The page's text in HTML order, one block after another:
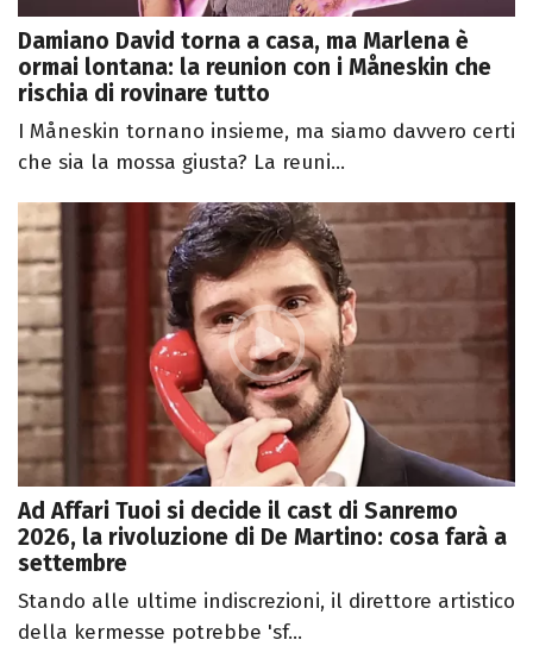
Damiano David torna a casa, ma Marlena è
ormai lontana: la reunion con i Måneskin che
rischia di rovinare tutto
I Måneskin tornano insieme, ma siamo davvero certi
che sia la mossa giusta? La reuni...
Ad Affari Tuoi si decide il cast di Sanremo
2026, la rivoluzione di De Martino: cosa farà a
settembre
Stando alle ultime indiscrezioni, il direttore artistico
della kermesse potrebbe 'sf...